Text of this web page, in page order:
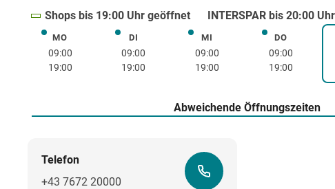
Shops bis 19:00 Uhr geöffnet INTERSPAR bis 20:00
MOMontag
09:00
19:00
DIDienstag
09:00
19:00
MIMittwoch
09:00
19:00
DODonnerstag
09:00
19:00
Abweichende Öffnungszeiten
Telefon
+43 7672 20000